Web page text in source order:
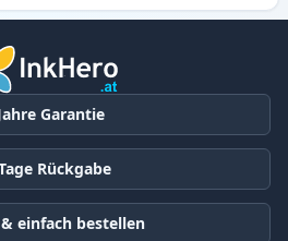
Garantie
Rückgabe
einfach bestellen